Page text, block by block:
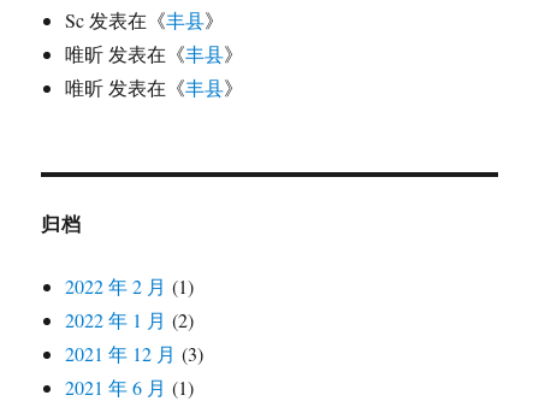
Sc 发表在《丰县》
唯昕 发表在《丰县》
唯昕 发表在《丰县》
归档
2022 年 2 月 (1)
2022 年 1 月 (2)
2021 年 12 月 (3)
2021 年 6 月 (1)